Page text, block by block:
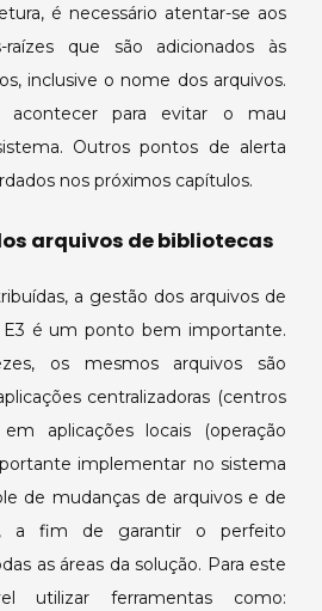
é necessário atentar-se aos
que são adicionados às
inclusive o nome dos arquivos.
acontecer para evitar o mau
Outros pontos de alerta
nos próximos capítulos.
arquivos de bibliotecas
a gestão dos arquivos de
E3 é um ponto bem importante.
os mesmos arquivos são
centralizadoras (centros
aplicações locais (operação
implementar no sistema
de mudanças de arquivos e de
a fim de garantir o perfeito
as áreas da solução. Para este
utilizar ferramentas como: